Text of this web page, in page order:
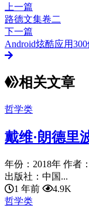
上一篇
路德文集卷二
下一篇
Android炫酷应用300
相关文章
哲学类
戴维·朗德里
年份：2018年 作者
出版社：中国...
1 年前
4.9K
哲学类